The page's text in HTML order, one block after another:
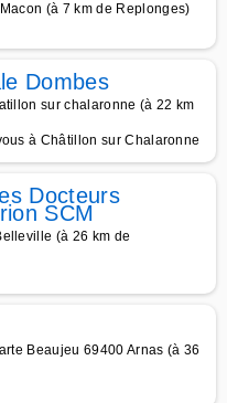
(à 7 km de Replonges)
Dombes
sur chalaronne (à 22 km
à Châtillon sur Chalaronne
Docteurs
SCM
(à 26 km de
Beaujeu 69400 Arnas (à 36